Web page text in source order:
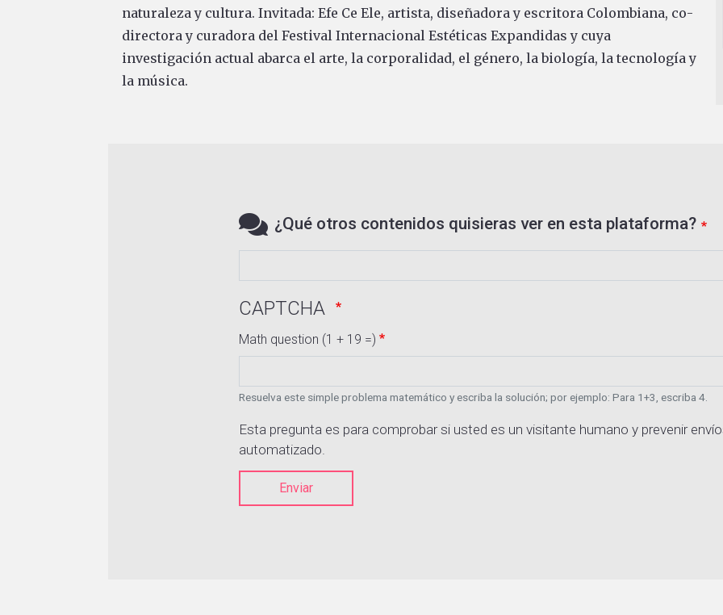
naturaleza y cultura. Invitada: Efe Ce Ele, artista, diseñadora y escritora Colombiana, co-
directora y curadora del Festival Internacional Estéticas Expandidas y cuya
investigación actual abarca el arte, la corporalidad, el género, la biología, la tecnología y
la música.
¿Qué otros contenidos quisieras ver en esta plataforma?
CAPTCHA
Math question (1 + 19 =)
Resuelva este simple problema matemático y escriba la solución; por ejemplo: Para 1+3, escriba 4.
Esta pregunta es para comprobar si usted es un visitante humano y prevenir
automatizado.
Enviar